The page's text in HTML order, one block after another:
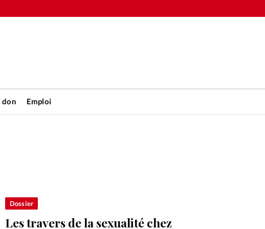
don Emploi
Dossier
Les travers de la sexualité chez